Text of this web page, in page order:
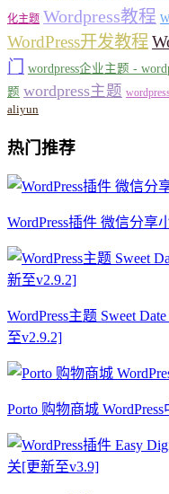
化主题 Wordpress教程
WordPress开发教程
门
wordpress企业主题 -
题 wordpress主题
aliyun
热门推荐
WordPress插件 微信分
WordPress主题 Sweet
至v2.9.2]
Porto 购物商城